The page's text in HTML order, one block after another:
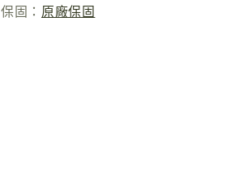
保固： 原廠保固